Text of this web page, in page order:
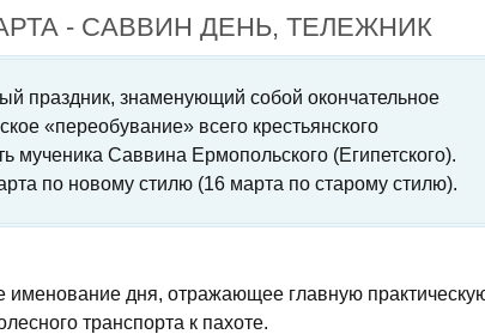
- САВВИН ДЕНЬ, ТЕЛЕЖНИК
праздник, знаменующий собой окончательное
«переобувание» всего крестьянского
мученика Саввина Ермопольского (Египетского).
по новому стилю (16 марта по старому стилю).
именование дня, отражающее главную
транспорта к пахоте.